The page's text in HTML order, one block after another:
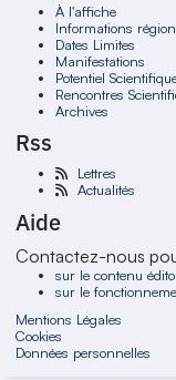
À l'affiche
Informations
Dates Limites
Manifestations
Potentiel
Rencontres
Archives
Rss
Lettres
Actualités
Aide
Contactez-nous
sur le contenu
sur le
Mentions Légales
Cookies
Données personnelles